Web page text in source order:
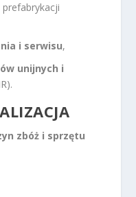
prefabrykacji
i serwisu,
unijnych i
zbóż i sprzętu